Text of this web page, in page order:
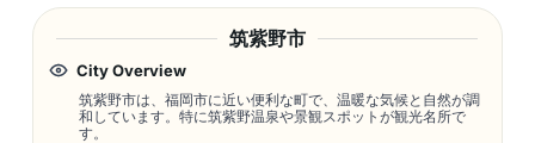
筑紫野市
City Overview
筑紫野市は、福岡市に近い便利な町で、温暖な気候と自然が調
和しています。特に筑紫野温泉や景観スポットが観光名所で
す。